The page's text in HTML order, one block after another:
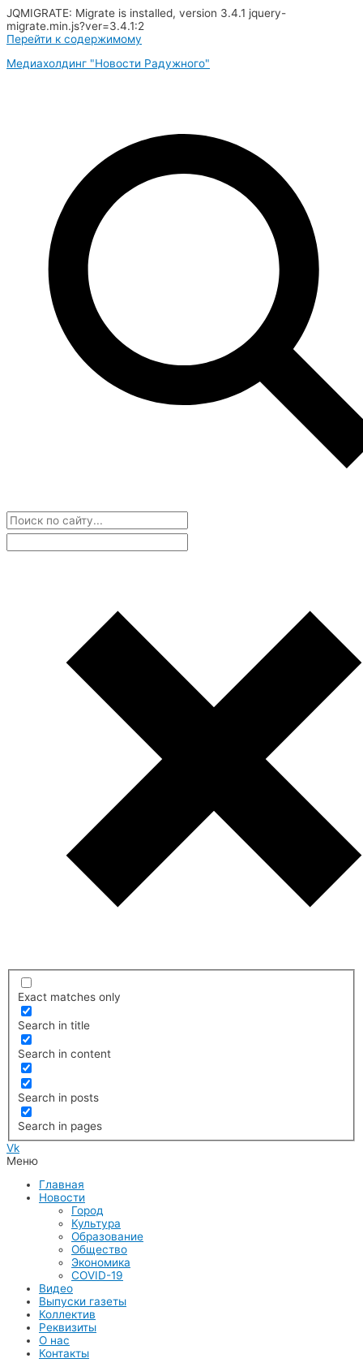
JQMIGRATE: Migrate is installed, version 3.4.1 jquery-
migrate.min.js?ver=3.4.1:2
Перейти к содержимому
Медиахолдинг "Новости Радужного"
Exact matches only
Search in title
Search in content
Search in posts
Search in pages
Vk
Меню
Главная
Новости
Город
Культура
Образование
Общество
Экономика
COVID-19
Видео
Выпуски газеты
Коллектив
Реквизиты
О нас
Контакты